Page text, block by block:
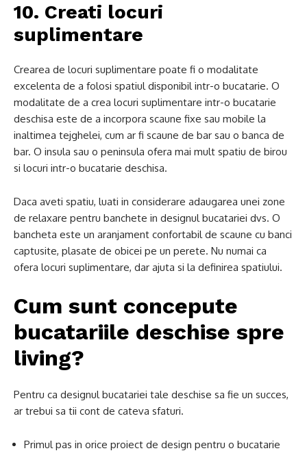
10. Creati locuri
suplimentare
Crearea de locuri suplimentare poate fi o modalitate
excelenta de a folosi spatiul disponibil intr-o bucatarie. O
modalitate de a crea locuri suplimentare intr-o bucatarie
deschisa este de a incorpora scaune fixe sau mobile la
inaltimea tejghelei, cum ar fi scaune de bar sau o banca de
bar. O insula sau o peninsula ofera mai mult spatiu de birou
si locuri intr-o bucatarie deschisa.
Daca aveti spatiu, luati in considerare adaugarea unei zone
de relaxare pentru banchete in designul bucatariei dvs. O
bancheta este un aranjament confortabil de scaune cu banci
captusite, plasate de obicei pe un perete. Nu numai ca
ofera locuri suplimentare, dar ajuta si la definirea spatiului.
Cum sunt concepute
bucatariile deschise spre
living?
Pentru ca designul bucatariei tale deschise sa fie un succes,
ar trebui sa tii cont de cateva sfaturi.
Primul pas in orice proiect de design pentru o bucatarie